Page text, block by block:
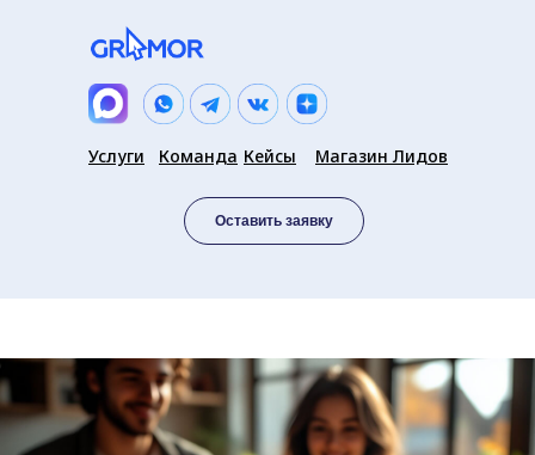
Оставить заявку
Услуги Кейсы Магазин Лидов
Команда